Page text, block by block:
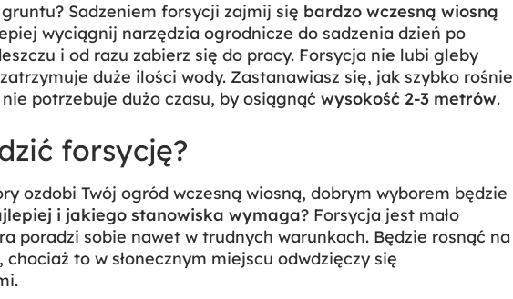
Sadzeniem forsycji zajmij się bardzo wczesną wiosną
wyciągnij narzędzia ogrodnicze do sadzenia dzień po
i od razu zabierz się do pracy. Forsycja nie lubi gleby
duże ilości wody. Zastanawiasz się, jak szybko rośnie
potrzebuje dużo czasu, by osiągnąć wysokość 2-3 metrów.
forsycję?
ozdobi Twój ogród wczesną wiosną, dobrym wyborem będzie
i jakiego stanowiska wymaga? Forsycja jest mało
poradzi sobie nawet w trudnych warunkach. Będzie rosnąć na
to w słonecznym miejscu odwdzięczy się